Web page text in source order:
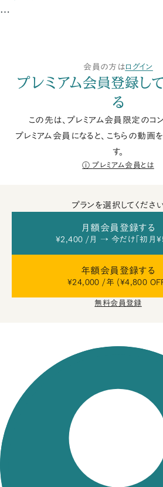
…
会員の方はログイン
プレミアム会員登録し
る
この先は、プレミアム会員限定のコン
プレミアム会員になると、こちらの動画
す。
プレミアム会員とは
プランを選択してくださ
月額会員登録する
¥2,400 /月 → 今だけ「初月
年額会員登録する
¥24,000 /年 (¥4,800
無料会員登録